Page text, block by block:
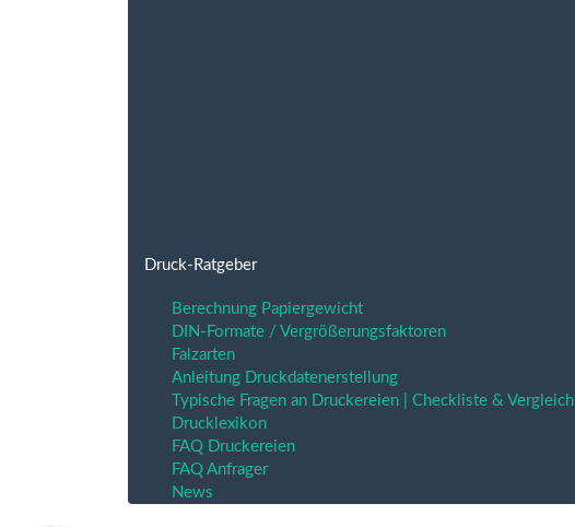
Druck-Ratgeber
Berechnung Papiergewicht
DIN-Formate / Vergrößerungsfaktoren
Falzarten
Anleitung Druckdatenerstellung
Typische Fragen an Druckereien | Checkliste & Vergleich
Drucklexikon
FAQ Druckereien
FAQ Anfrager
News